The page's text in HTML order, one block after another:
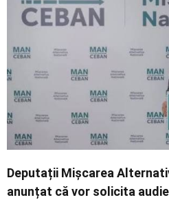
Deputații Mișcarea
anunțat că vor solicita